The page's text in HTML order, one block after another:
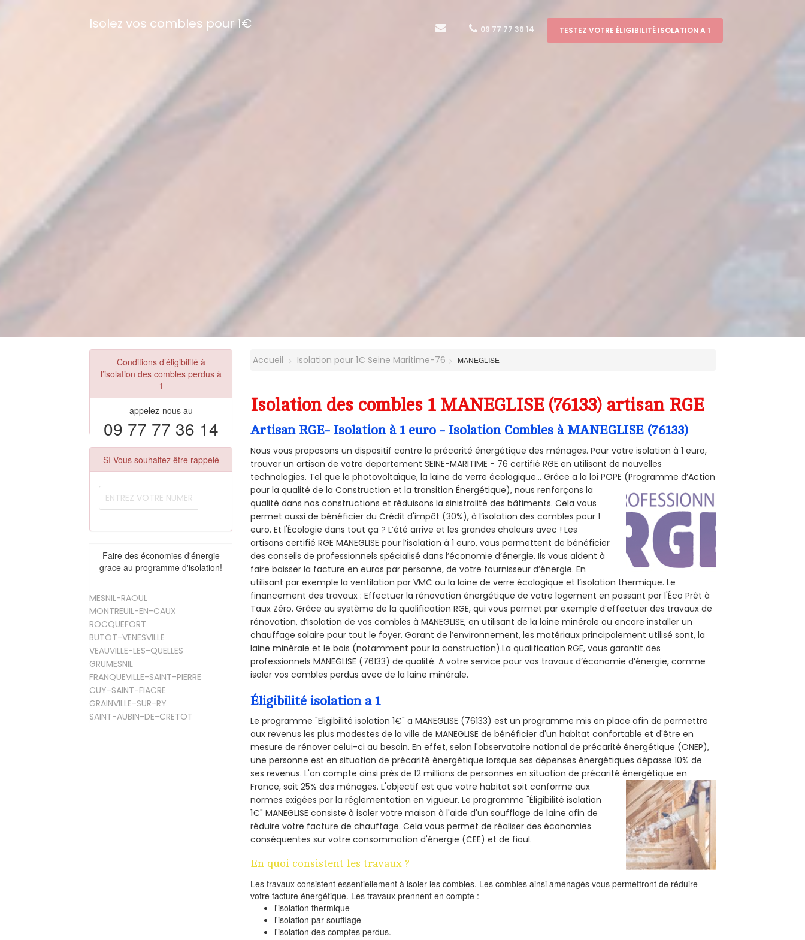
Isolez vos combles pour 1€ 09 77 77 36 14 TESTEZ VOTRE ÉLIGIBILITÉ ISOLATION A 1
Conditions d’éligibilité à
l’isolation des combles perdus à
1
appelez-nous au
09 77 77 36 14
SI Vous souhaitez être rappelé
Faire des économies d'énergie
grace au programme d'isolation!
MESNIL-RAOUL
MONTREUIL-EN-CAUX
ROCQUEFORT
BUTOT-VENESVILLE
VEAUVILLE-LES-QUELLES
GRUMESNIL
FRANQUEVILLE-SAINT-PIERRE
CUY-SAINT-FIACRE
GRAINVILLE-SUR-RY
SAINT-AUBIN-DE-CRETOT
Accueil Isolation pour 1€ Seine Maritime-76 MANEGLISE
Isolation des combles 1 MANEGLISE (76133) artisan RGE
Artisan RGE- Isolation à 1 euro - Isolation Combles à MANEGLISE (76133)
Nous vous proposons un dispositif contre la précarité énergétique des ménages. Pour votre isolation à 1 euro,
trouver un artisan de votre departement SEINE-MARITIME - 76 certifié RGE en utilisant de nouvelles
technologies. Tel que le photovoltaïque, la laine de verre écologique... Grâce a la loi POPE (Programme d’Action
pour la qualité de la Construction et la transition Énergétique), nous renforçons la
qualité dans nos constructions et réduisons la sinistralité des bâtiments. Cela vous
permet aussi de bénéficier du Crédit d'impôt (30%), à l’isolation des combles pour 1
euro. Et l'Écologie dans tout ça ? L’été arrive et les grandes chaleurs avec ! Les
artisans certifié RGE MANEGLISE pour l’isolation à 1 euro, vous permettent de bénéficier
des conseils de professionnels spécialisé dans l’économie d’énergie. Ils vous aident à
faire baisser la facture en euros par personne, de votre fournisseur d’énergie. En
utilisant par exemple la ventilation par VMC ou la laine de verre écologique et l’isolation thermique. Le
financement des travaux : Effectuer la rénovation énergétique de votre logement en passant par l'Éco Prêt à
Taux Zéro. Grâce au système de la qualification RGE, qui vous permet par exemple d’effectuer des travaux de
rénovation, d’isolation de vos combles à MANEGLISE, en utilisant de la laine minérale ou encore installer un
chauffage solaire pour tout le foyer. Garant de l’environnement, les matériaux principalement utilisé sont, la
laine minérale et le bois (notamment pour la construction).La qualification RGE, vous garantit des
professionnels MANEGLISE (76133) de qualité. A votre service pour vos travaux d’économie d’énergie, comme
isoler vos combles perdus avec de la laine minérale.
Éligibilité isolation a 1
Le programme "Eligibilité isolation 1€" a MANEGLISE (76133) est un programme mis en place afin de permettre
aux revenus les plus modestes de la ville de MANEGLISE de bénéficier d'un habitat confortable et d'être en
mesure de rénover celui-ci au besoin. En effet, selon l'observatoire national de précarité énergétique (ONEP),
une personne est en situation de précarité énergétique lorsque ses dépenses énergétiques dépasse 10% de
ses revenus. L'on compte ainsi près de 12 millions de personnes en situation de précarité énergétique en
France, soit 25% des ménages.L'objectif est que votre habitat soit conforme aux
normes exigées par la réglementation en vigueur. Le programme "Éligibilité isolation
1€" MANEGLISE consiste à isoler votre maison à l'aide d'un soufflage de laine afin de
réduire votre facture de chauffage. Cela vous permet de réaliser des économies
conséquentes sur votre consommation d'énergie (CEE) et de fioul.
En quoi consistent les travaux ?
Les travaux consistent essentiellement à isoler les combles. Les combles ainsi aménagés vous permettront de réduire
votre facture énergétique. Les travaux prennent en compte :
l'isolation thermique
l'isolation par soufflage
l'isolation des comptes perdus.